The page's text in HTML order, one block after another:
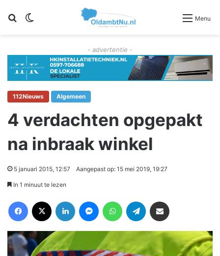
Zoeken Menu
- advertentie -
112Nieuws Algemeen
4 verdachten opgepakt
na inbraak winkel
5 januari 2015, 12:57 Aangepast op: 15 mei 2019, 19:27
In 1 minuut te lezen